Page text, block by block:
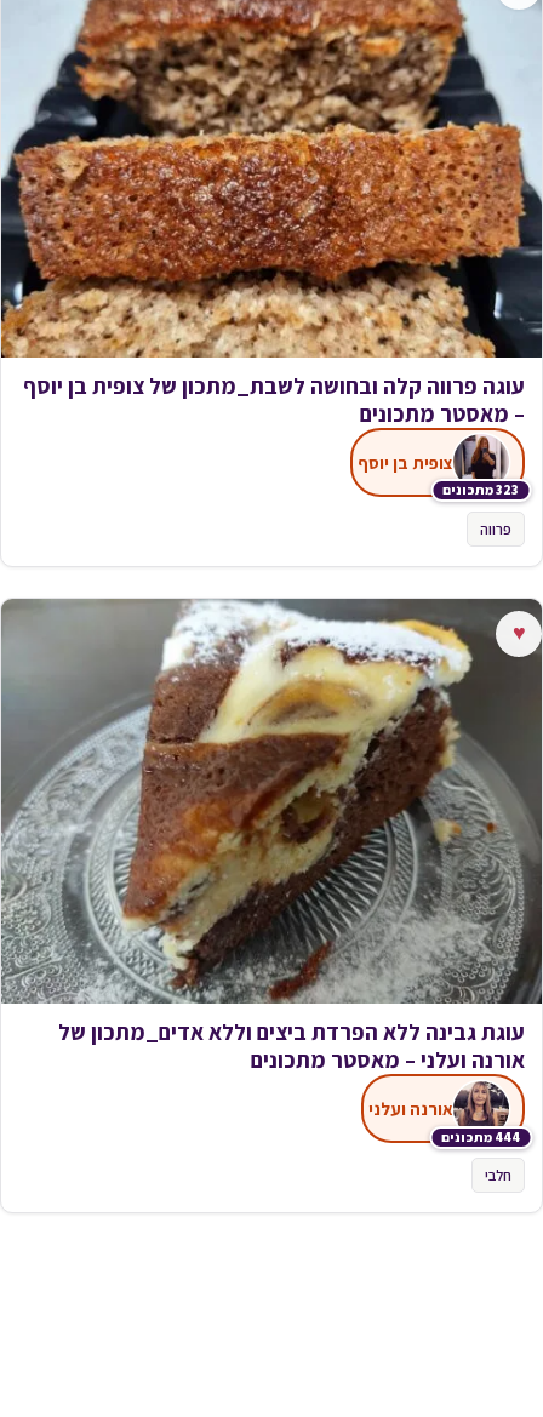
עוגה פרווה קלה ובחושה לשבת_מתכון של צופית בן יוסף
– מאסטר מתכונים
323 מתכונים
צופית בן יוסף
פרווה
♥
עוגת גבינה ללא הפרדת ביצים וללא אדים_מתכון של
אורנה ועלני – מאסטר מתכונים
444 מתכונים
אורנה ועלני
חלבי